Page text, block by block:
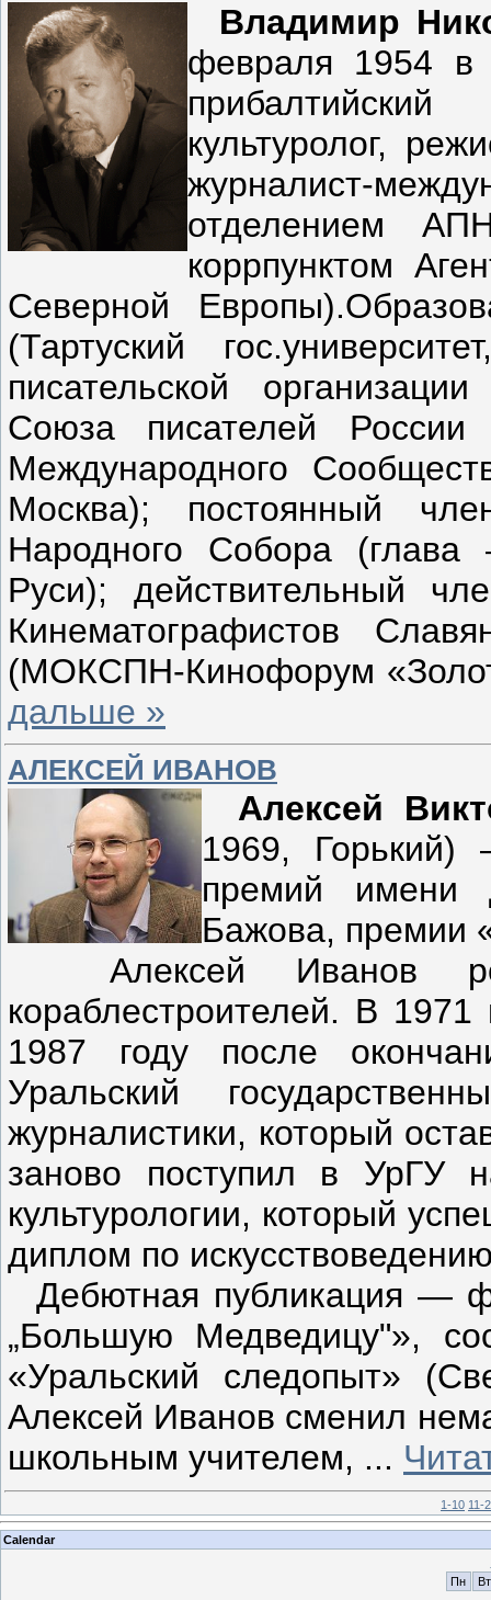
Владимир
февраля 1954 в
культуролог,
журналист-
отделением
коррпунктом
Северной
(Тартуский
писательской
Союза писателей
Международного
Москва); постоянный
Народного Собора
Руси); действительный
Кинематографистов
(МОКСПН-Кинофорум
дальше »
АЛЕКСЕЙ ИВАНОВ
Алексей
1969, Горький)
премий
Бажова, премии
Алексей Иванов
кораблестроителей. В
1987 году после
Уральский
журналистики, который
заново поступил в УрГУ
культурологии, который
диплом по
Дебютная публикация —
„Большую Медведицу"»,
«Уральский следопыт»
Алексей Иванов сменил
школьным учителем, ...
1-10 11-
Calendar
Пн
Вт